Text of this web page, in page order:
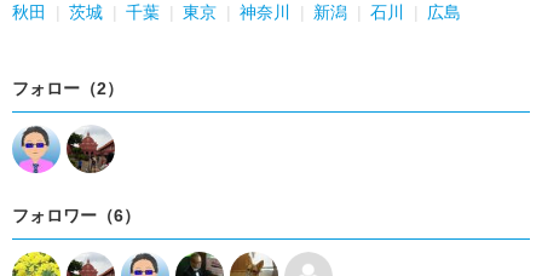
秋田 茨城 千葉 東京 神奈川 新潟 石川 広島
フォロー（2）
フォロワー（6）